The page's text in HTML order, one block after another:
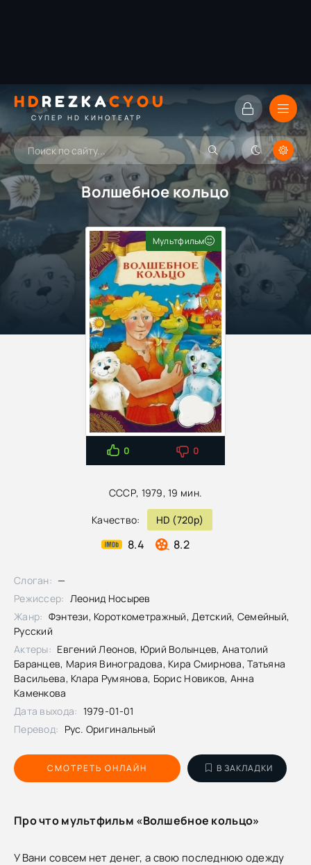
HDREZKACYOU
СУПЕР HD КИНОТЕАТР
Волшебное кольцо
СССР, 1979, 19 мин.
Качество: HD (720p)
8.4 8.2
Мультфильм
0 0
СМОТРЕТЬ ОНЛАЙН В ЗАКЛАДКИ
Слоган: —
Режиссер: Леонид Носырев
Жанр: Фэнтези, Короткометражный, Детский, Семейный,
Русский
Актеры: Евгений Леонов, Юрий Волынцев, Анатолий
Баранцев, Мария Виноградова, Кира Смирнова, Татьяна
Васильева, Клара Румянова, Борис Новиков, Анна
Каменкова
Дата выхода: 1979-01-01
Перевод: Рус. Оригинальный
Про что мультфильм «Волшебное кольцо»
У Вани совсем нет денег, а свою последнюю одежду